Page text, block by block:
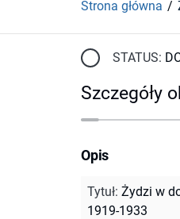
Strona główna
STATUS:
Szczegóły
Opis
Tytuł: Żydzi w
1919-1933